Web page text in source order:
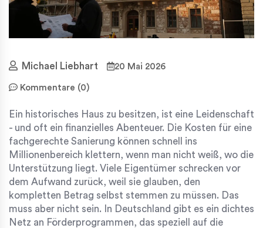
Michael Liebhart 20 Mai 2026
Kommentare (0)
Ein historisches Haus zu besitzen, ist eine Leidenschaft
- und oft ein finanzielles Abenteuer. Die Kosten für eine
fachgerechte Sanierung können schnell ins
Millionenbereich klettern, wenn man nicht weiß, wo die
Unterstützung liegt. Viele Eigentümer schrecken vor
dem Aufwand zurück, weil sie glauben, den
kompletten Betrag selbst stemmen zu müssen. Das
muss aber nicht sein. In Deutschland gibt es ein dichtes
Netz an Förderprogrammen, das speziell auf die